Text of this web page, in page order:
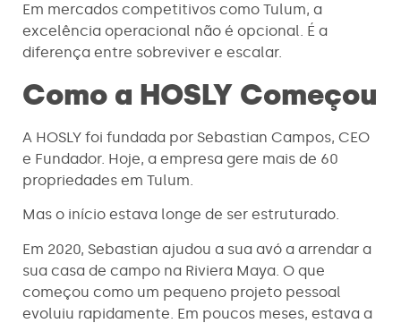
Em mercados competitivos como Tulum, a
excelência operacional não é opcional. É a
diferença entre sobreviver e escalar.
Como a HOSLY Começou
A HOSLY foi fundada por Sebastian Campos, CEO
e Fundador. Hoje, a empresa gere mais de 60
propriedades em Tulum.
Mas o início estava longe de ser estruturado.
Em 2020, Sebastian ajudou a sua avó a arrendar a
sua casa de campo na Riviera Maya. O que
começou como um pequeno projeto pessoal
evoluiu rapidamente. Em poucos meses, estava a